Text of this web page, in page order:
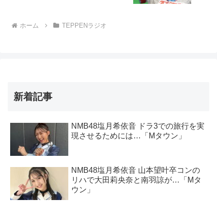
ホーム TEPPENラジオ
新着記事
NMB48塩月希依音 ドラ3での旅行を実
現させるためには…「Mタウン」
NMB48塩月希依音 山本望叶卒コンの
リハで大田莉央奈と南羽諒が…「Mタ
ウン」